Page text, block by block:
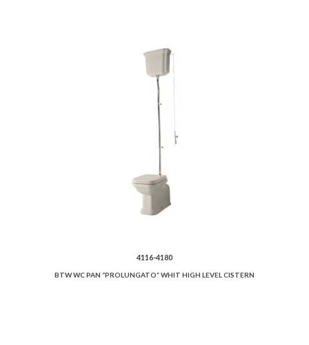
4116-4180
BTW WC PAN “PROLUNGATO” WHIT HIGH LEVEL CISTERN